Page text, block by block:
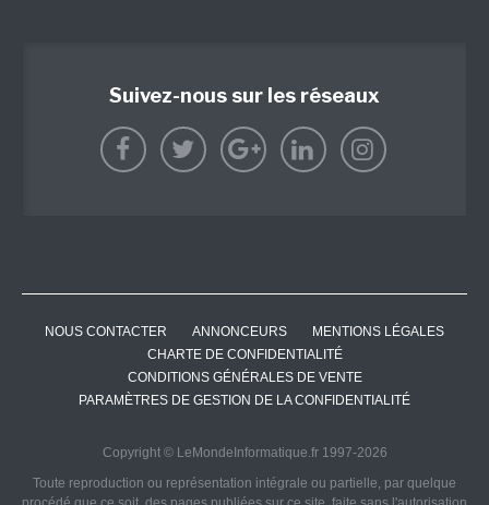
Suivez-nous sur les réseaux
NOUS CONTACTER ANNONCEURS
MENTIONS LÉGALES
CHARTE DE CONFIDENTIALITÉ
CONDITIONS GÉNÉRALES DE VENTE
PARAMÈTRES DE GESTION DE LA CONFIDENTIALITÉ
Copyright © LeMondeInformatique.fr 1997-2026
Toute reproduction ou représentation intégrale ou partielle, par quelque